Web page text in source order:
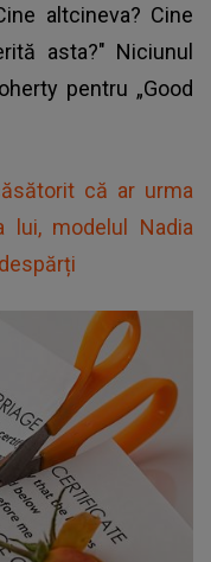
altcineva? Cine
asta?" Niciunul
pentru „Good
că ar urma
lui, modelul Nadia